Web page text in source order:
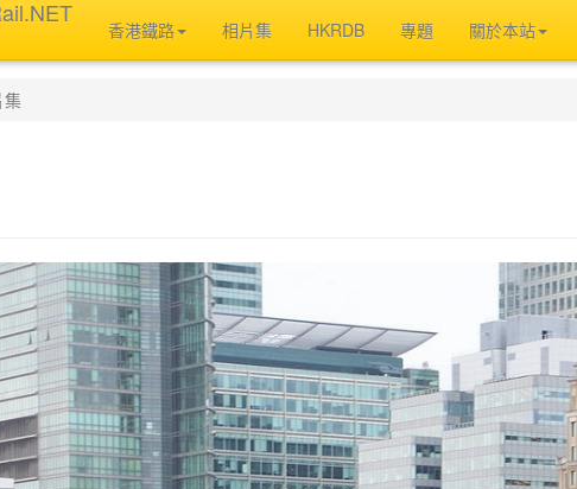
香港鐵路 相片集 HKRDB 專題 關於本站
集